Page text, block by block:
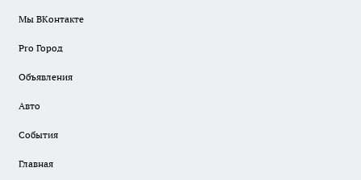
Мы ВКонтакте
Pro Город
Объявления
Авто
События
Главная